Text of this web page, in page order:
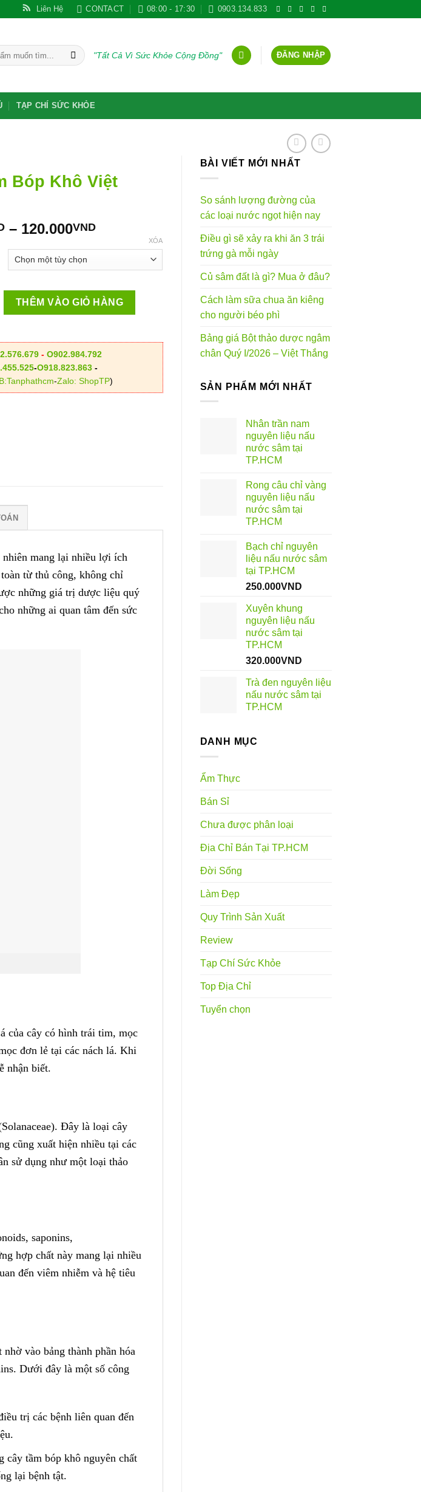
Liên Hệ CONTACT 08:00 - 17:30 0903.134.833
"Tất Cả Vì Sức Khỏe Cộng Đồng" ĐĂNG NHẬP
TẠP CHÍ SỨC KHỎE
BÀI VIẾT MỚI NHẤT
So sánh lượng đường của
các loại nước ngọt hiện nay
Điều gì sẽ xảy ra khi ăn 3 trái
trứng gà mỗi ngày
Củ sâm đất là gì? Mua ở đâu?
Cách làm sữa chua ăn kiêng
cho người béo phì
Bảng giá Bột thảo dược ngâm
chân Quý I/2026 – Việt Thắng
SẢN PHẨM MỚI NHẤT
Nhân trần nam
nguyên liệu nấu
nước sâm tại
TP.HCM
Rong câu chỉ vàng
nguyên liệu nấu
nước sâm tại
TP.HCM
Bạch chỉ nguyên
liệu nấu nước sâm
tại TP.HCM
250.000VND
Xuyên khung
nguyên liệu nấu
nước sâm tại
TP.HCM
320.000VND
Trà đen nguyên liệu
nấu nước sâm tại
TP.HCM
DANH MỤC
Ẩm Thực
Bán Sỉ
Chưa được phân loại
Địa Chỉ Bán Tại TP.HCM
Đời Sống
Làm Đẹp
Quy Trình Sản Xuất
Review
Tạp Chí Sức Khỏe
Top Địa Chỉ
Tuyển chọn
Bóp Khô Việt
– 120.000VNDKhoảng
70.000VND
đến
120.000VND
XÓA
Việt Thắng số lượng
THÊM VÀO GIỎ HÀNG
- O902.984.792
-O918.823.863-
-Zalo: ShopTP)
mang lại nhiều lợi ích
từ thủ công, không chỉ
những giá trị dược liệu quý
những ai quan tâm đến sức
của cây có hình trái tim, mọc
đơn lẻ tại các nách lá. Khi
nhận biết.
Đây là loại cây
cũng xuất hiện nhiều tại các
sử dụng như một loại thảo
saponins,
hợp chất này mang lại nhiều
đến viêm nhiễm và hệ tiêu
vào bảng thành phần hóa
Dưới đây là một số công
trị các bệnh liên quan đến
cây tầm bóp khô nguyên chất
lại bệnh tật.